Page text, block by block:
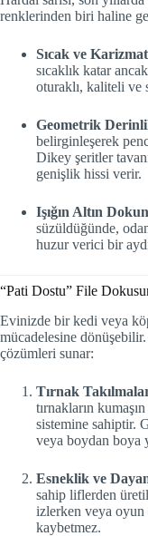
renklerinden biri haline
Sıcak ve
sıcaklık katar
oturaklı, kaliteli ve
Geometrik
belirginleşerek
Dikey şeritler
genişlik hissi verir.
Işığın Altın
süzüldüğünde,
huzur verici bir
“Pati Dostu” File
Evinizde bir kedi veya
mücadelesine
çözümleri sunar:
Tırnak
tırnakların
sistemine sahiptir.
veya boydan boya
Esneklik ve
sahip liflerden
izlerken veya
kaybetmez.